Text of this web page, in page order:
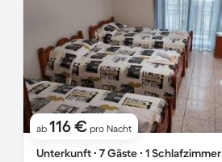
ab 116 € pro Nacht
Unterkunft ∙ 7 Gäste ∙ 1 Schlafzimmer